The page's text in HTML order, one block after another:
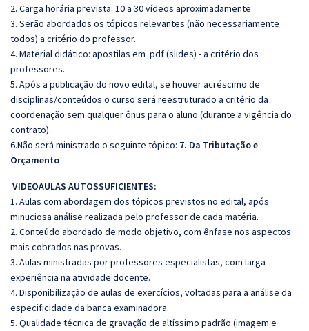
2. Carga horária prevista: 10 a 30 vídeos aproximadamente.
3. Serão abordados os tópicos relevantes (não necessariamente
todos) a critério do professor.
4. Material didático: apostilas em pdf (slides) - a critério dos
professores.
5. Após a publicação do novo edital, se houver acréscimo de
disciplinas/conteúdos o curso será reestruturado a critério da
coordenação sem qualquer ônus para o aluno (durante a vigência do
contrato).
6.Não será ministrado o seguinte tópico: 7. Da Tributação e
Orçamento
VIDEOAULAS AUTOSSUFICIENTES:
1. Aulas com abordagem dos tópicos previstos no edital, após
minuciosa análise realizada pelo professor de cada matéria.
2. Conteúdo abordado de modo objetivo, com ênfase nos aspectos
mais cobrados nas provas.
3. Aulas ministradas por professores especialistas, com larga
experiência na atividade docente.
4. Disponibilização de aulas de exercícios, voltadas para a análise da
especificidade da banca examinadora.
5. Qualidade técnica de gravação de altíssimo padrão (imagem e